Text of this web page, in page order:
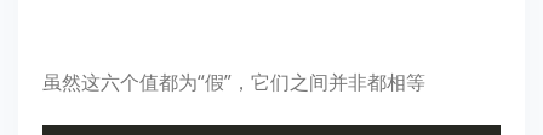
虽然这六个值都为“假”，它们之间并非都相等